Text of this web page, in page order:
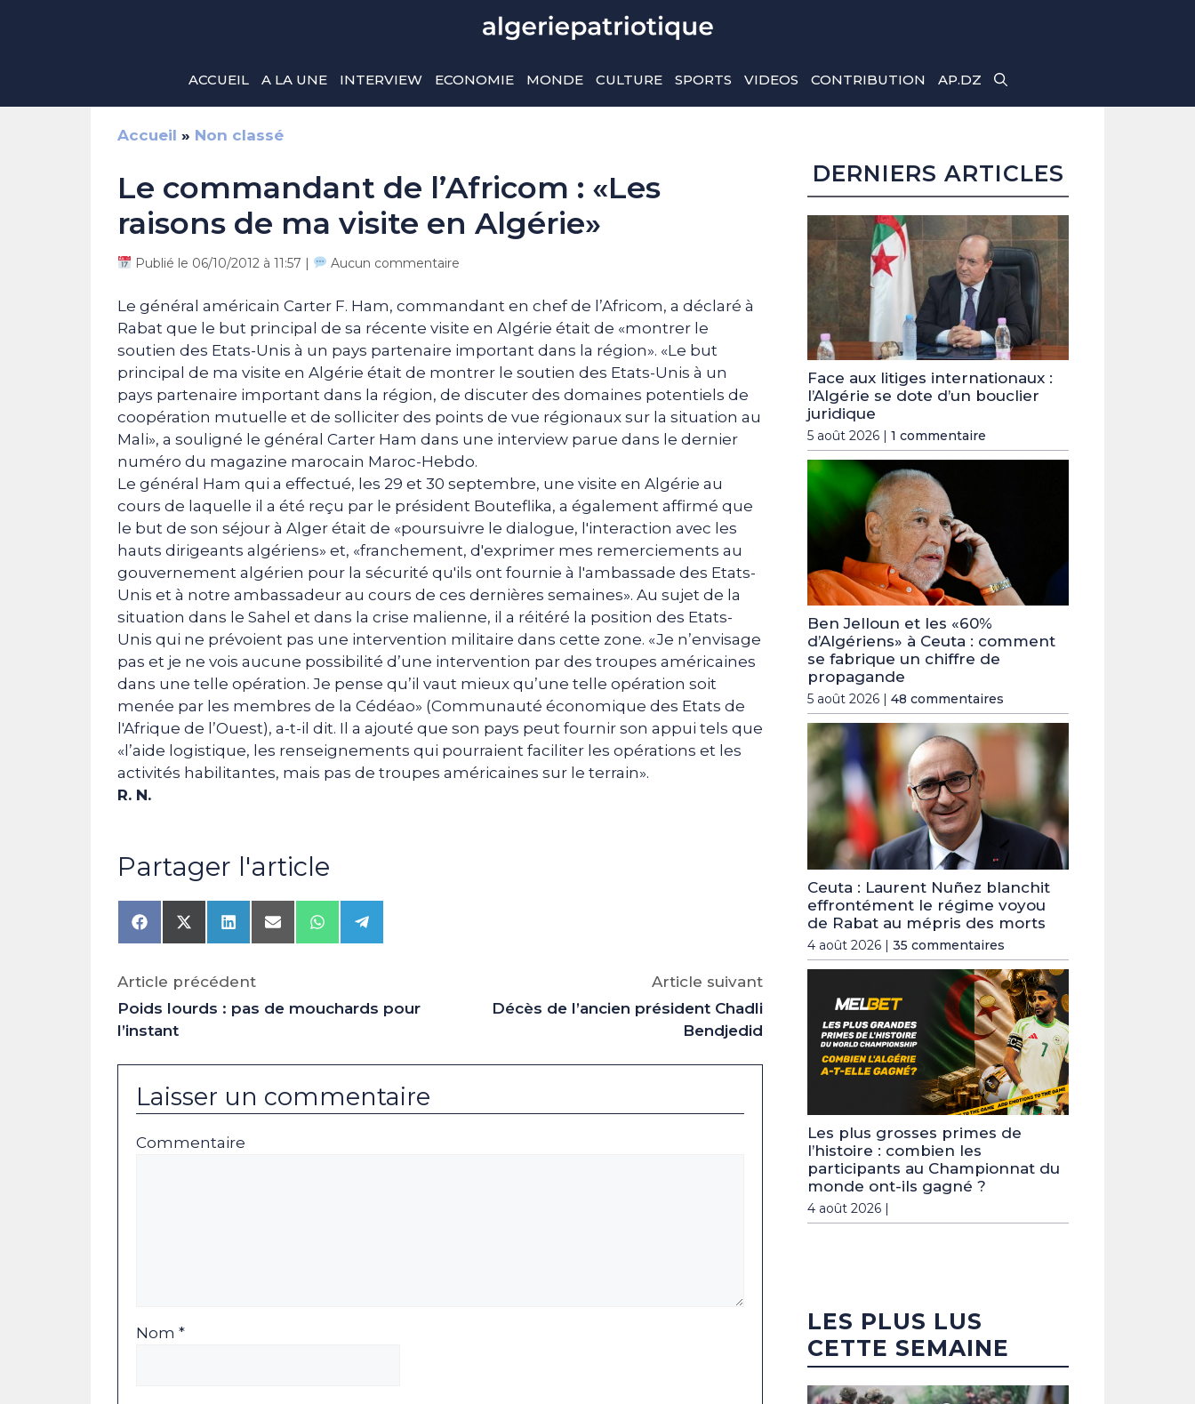
ACCUEIL A LA UNE INTERVIEW ECONOMIE MONDE CULTURE SPORTS VIDEOS CONTRIBUTION AP.DZ
Accueil » Non classé
Le commandant de l’Africom : «Les
raisons de ma visite en Algérie»
Publié le 06/10/2012 à 11:57 | Aucun commentaire
Le général américain Carter F. Ham, commandant en chef de l’Africom, a déclaré à
Rabat que le but principal de sa récente visite en Algérie était de «montrer le
soutien des Etats-Unis à un pays partenaire important dans la région». «Le but
principal de ma visite en Algérie était de montrer le soutien des Etats-Unis à un
pays partenaire important dans la région, de discuter des domaines potentiels de
coopération mutuelle et de solliciter des points de vue régionaux sur la situation au
Mali», a souligné le général Carter Ham dans une interview parue dans le dernier
numéro du magazine marocain Maroc-Hebdo.
Le général Ham qui a effectué, les 29 et 30 septembre, une visite en Algérie au
cours de laquelle il a été reçu par le président Bouteflika, a également affirmé que
le but de son séjour à Alger était de «poursuivre le dialogue, l'interaction avec les
hauts dirigeants algériens» et, «franchement, d'exprimer mes remerciements au
gouvernement algérien pour la sécurité qu'ils ont fournie à l'ambassade des Etats-
Unis et à notre ambassadeur au cours de ces dernières semaines». Au sujet de la
situation dans le Sahel et dans la crise malienne, il a réitéré la position des Etats-
Unis qui ne prévoient pas une intervention militaire dans cette zone. «Je n’envisage
pas et je ne vois aucune possibilité d’une intervention par des troupes américaines
dans une telle opération. Je pense qu’il vaut mieux qu’une telle opération soit
menée par les membres de la Cédéao» (Communauté économique des Etats de
l'Afrique de l’Ouest), a-t-il dit. Il a ajouté que son pays peut fournir son appui tels que
«l’aide logistique, les renseignements qui pourraient faciliter les opérations et les
activités habilitantes, mais pas de troupes américaines sur le terrain».
R. N.
Partager l'article
Share
on
Share
on
(Twitter)
Share
on
Share
on
Share
on
Share
on
Article précédent
Poids lourds : pas de mouchards pour
l’instant
Article suivant
Décès de l’ancien président Chadli
Bendjedid
Laisser un commentaire
Commentaire
Nom *
DERNIERS ARTICLES
Face aux litiges internationaux :
l’Algérie se dote d’un bouclier
juridique
5 août 2026 | 1 commentaire
Ben Jelloun et les «60%
d’Algériens» à Ceuta : comment
se fabrique un chiffre de
propagande
5 août 2026 | 48 commentaires
Ceuta : Laurent Nuñez blanchit
effrontément le régime voyou
de Rabat au mépris des morts
4 août 2026 | 35 commentaires
Les plus grosses primes de
l’histoire : combien les
participants au Championnat du
monde ont-ils gagné ?
4 août 2026 |
LES PLUS LUS
CETTE SEMAINE